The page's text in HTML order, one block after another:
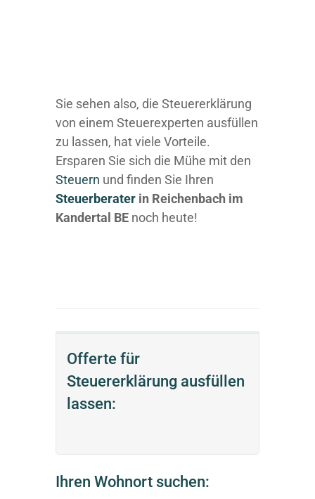
Offerte für
Steuererklärung ausfüllen
lassen:
Ihren Wohnort suchen:
Sie sehen also, die Steuererklärung
von einem Steuerexperten ausfüllen
zu lassen, hat viele Vorteile.
Ersparen Sie sich die Mühe mit den
Steuern und finden Sie Ihren
Steuerberater in Reichenbach im
Kandertal BE noch heute!